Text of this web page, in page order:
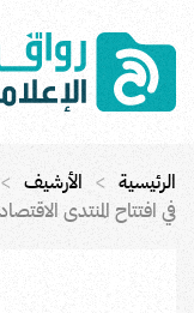
main content
الرئيسية الأرشيف
في افتتاح المنتدى